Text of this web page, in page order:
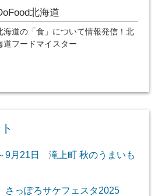
北海道
海道の「食」について情報発信！北
道フードマイスター
9月21日 滝上町 秋のうまいも
っぽろサケフェスタ2025